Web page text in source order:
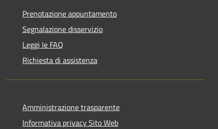
Prenotazione appuntamento
Segnalazione disservizio
Leggi le FAQ
Richiesta di assistenza
Amministrazione trasparente
Informativa privacy Sito Web